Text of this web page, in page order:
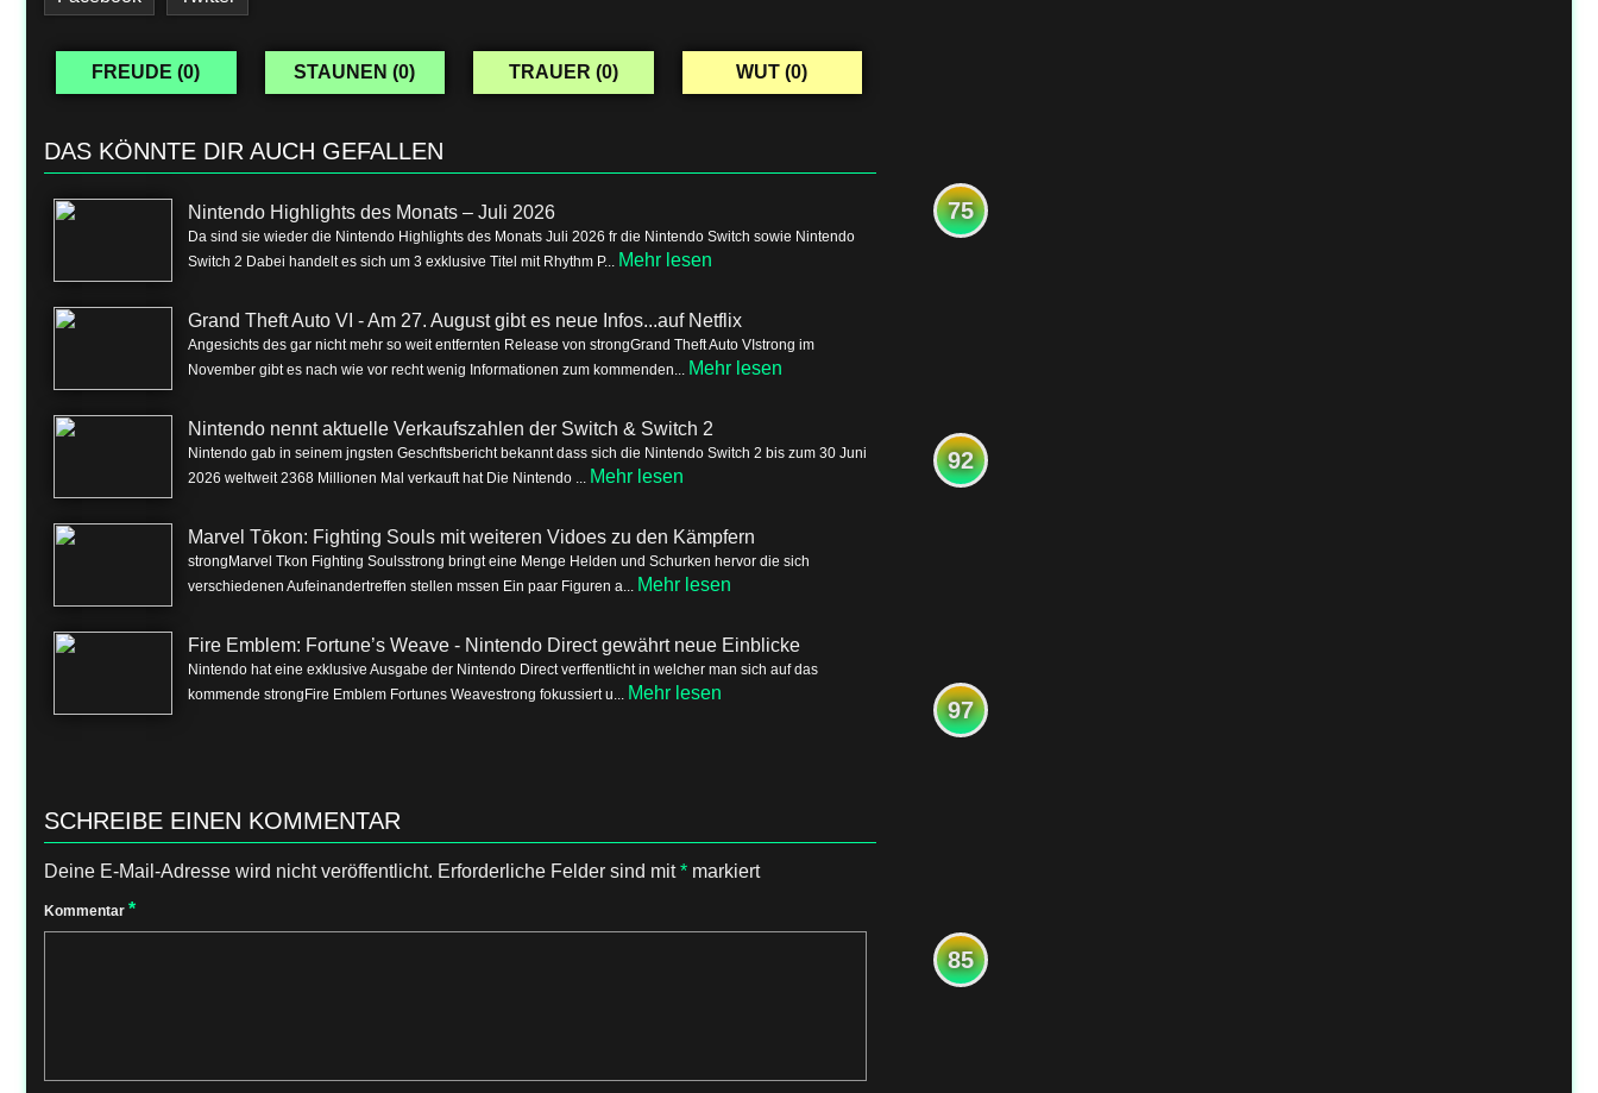
FREUDE (0) STAUNEN (0) TRAUER (0) WUT (0)
DAS KÖNNTE DIR AUCH GEFALLEN
Nintendo Highlights des Monats – Juli 2026
Da sind sie wieder die Nintendo Highlights des Monats Juli 2026 fr die Nintendo Switch sowie Nintendo
Switch 2 Dabei handelt es sich um 3 exklusive Titel mit Rhythm P... Mehr lesen
Grand Theft Auto VI - Am 27. August gibt es neue Infos...auf Netflix
Angesichts des gar nicht mehr so weit entfernten Release von strongGrand Theft Auto VIstrong im
November gibt es nach wie vor recht wenig Informationen zum kommenden... Mehr lesen
Nintendo nennt aktuelle Verkaufszahlen der Switch & Switch 2
Nintendo gab in seinem jngsten Geschftsbericht bekannt dass sich die Nintendo Switch 2 bis zum 30 Juni
2026 weltweit 2368 Millionen Mal verkauft hat Die Nintendo ... Mehr lesen
Marvel Tōkon: Fighting Souls mit weiteren Vidoes zu den Kämpfern
strongMarvel Tkon Fighting Soulsstrong bringt eine Menge Helden und Schurken hervor die sich
verschiedenen Aufeinandertreffen stellen mssen Ein paar Figuren a... Mehr lesen
Fire Emblem: Fortune’s Weave - Nintendo Direct gewährt neue Einblicke
Nintendo hat eine exklusive Ausgabe der Nintendo Direct verffentlicht in welcher man sich auf das
kommende strongFire Emblem Fortunes Weavestrong fokussiert u... Mehr lesen
SCHREIBE EINEN KOMMENTAR
Deine E-Mail-Adresse wird nicht veröffentlicht. Erforderliche Felder sind mit* markiert
Kommentar *
75
92
97
85